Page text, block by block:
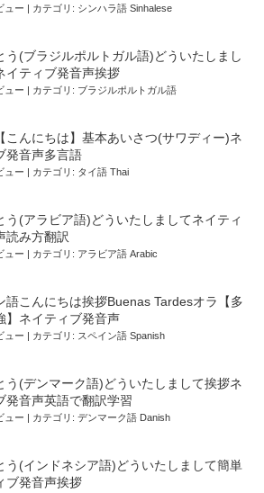
ュー カテゴリ: シンハラ語 Sinhalese
う(ブラジルポルトガル語)どういたしまし
イティブ発音声挨拶
ュー カテゴリ: ブラジルポルトガル語
こんにちは】基本あいさつ(サワディー)ネ
発音声多言語
ュー カテゴリ: タイ語 Thai
う(アラビア語)どういたしましてネイティ
読み方翻訳
ュー カテゴリ: アラビア語 Arabic
語こんにちは挨拶Buenas Tardesオラ【多
】ネイティブ発音声
ュー カテゴリ: スペイン語 Spanish
う(デンマーク語)どういたしまして挨拶ネ
発音声英語で翻訳学習
ュー カテゴリ: デンマーク語 Danish
う(インドネシア語)どういたしまして簡単
ブ発音声挨拶